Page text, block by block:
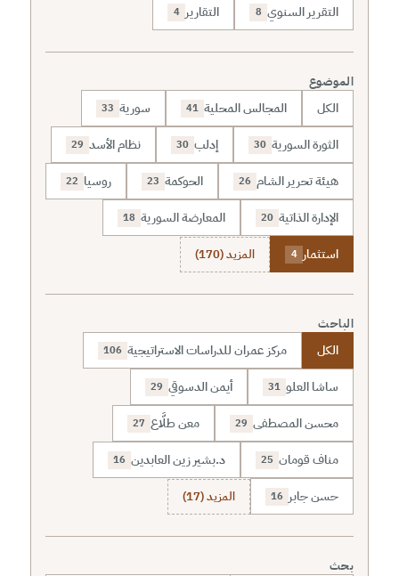
التقرير السنوي 8 التقارير 4
الموضوع
الكل المجالس المحلية 41 سورية 33
الثورة السورية 30 إدلب 30 نظام الأسد 29
هيئة تحرير الشام 26 الحوكمة 23 روسيا 22
الإدارة الذاتية 20 المعارضة السورية 18
استثمار 4 المزيد (170)
الباحث
الكل مركز عمران للدراسات الاستراتيجية 106
ساشا العلو 31 أيمن الدسوقي 29
محسن المصطفى 29 معن طلَّاع 27
مناف قومان 25 د.بشير زين العابدين 16
حسن جابر 16 المزيد (17)
بحث